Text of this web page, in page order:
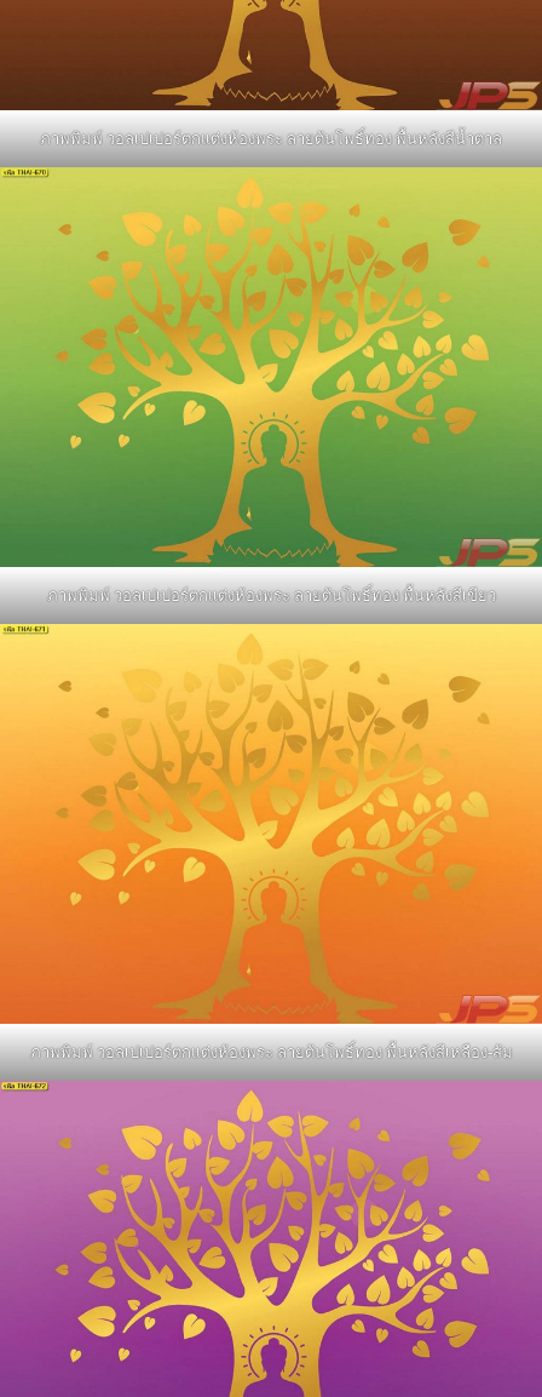
ภาพพิมพ์ วอลเปเปอร์ตกแต่งห้องพระ ลายต้นโพธิ์ทอง พื้นหลังสีน้ำตาล
ภาพพิมพ์ วอลเปเปอร์ตกแต่งห้องพระ ลายต้นโพธิ์ทอง พื้นหลังสีเขียว
ภาพพิมพ์ วอลเปเปอร์ตกแต่งห้องพระ ลายต้นโพธิ์ทอง พื้นหลังสีเหลือง-ส้ม